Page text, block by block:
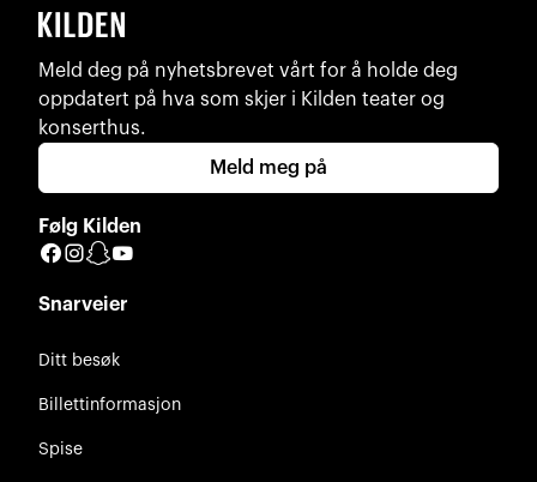
Meld deg på nyhetsbrevet vårt for å holde deg
oppdatert på hva som skjer i Kilden teater og
konserthus.
Meld meg på
Følg Kilden
Facebook
Instagram
Snapchat
Snarveier
Ditt besøk
Billettinformasjon
Spise